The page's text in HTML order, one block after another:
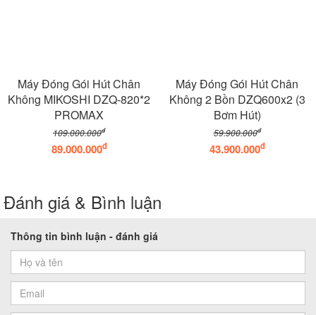
Máy Đóng Gói Hút Chân
Không MIKOSHI DZQ-820*2
PROMAX
109.000.000đ
89.000.000đ
Máy Đóng Gói Hút Chân
Không 2 Bồn DZQ600x2 (3
Bơm Hút)
59.900.000đ
43.900.000đ
Đánh giá & Bình luận
Thông tin bình luận - đánh giá